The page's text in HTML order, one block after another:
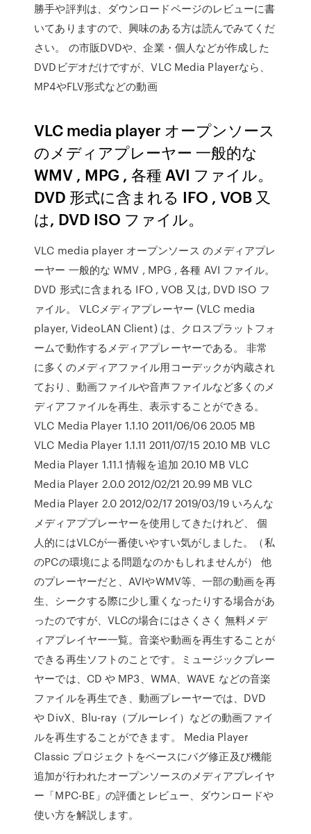
勝手や評判は、ダウンロードページのレビューに書
いてありますので、興味のある方は読んでみてくだ
さい。 の市販DVDや、企業・個人などが作成した
DVDビデオだけですが、VLC Media Playerなら、
MP4やFLV形式などの動画
VLC media player オープンソース
のメディアプレーヤー 一般的な
WMV , MPG , 各種 AVI ファイル。
DVD 形式に含まれる IFO , VOB 又
は, DVD ISO ファイル。
VLC media player オープンソース のメディアプレ
ーヤー 一般的な WMV , MPG , 各種 AVI ファイル。
DVD 形式に含まれる IFO , VOB 又は, DVD ISO フ
ァイル。 VLCメディアプレーヤー (VLC media
player, VideoLAN Client) は、クロスプラットフォ
ームで動作するメディアプレーヤーである。 非常
に多くのメディアファイル用コーデックが内蔵され
ており、動画ファイルや音声ファイルなど多くのメ
ディアファイルを再生、表示することができる。
VLC Media Player 1.1.10 2011/06/06 20.05 MB
VLC Media Player 1.1.11 2011/07/15 20.10 MB VLC
Media Player 1.11.1 情報を追加 20.10 MB VLC
Media Player 2.0.0 2012/02/21 20.99 MB VLC
Media Player 2.0 2012/02/17 2019/03/19 いろんな
メディアププレーヤーを使用してきたけれど、 個
人的にはVLCが一番使いやすい気がしました。（私
のPCの環境による問題なのかもしれませんが） 他
のプレーヤーだと、AVIやWMV等、一部の動画を再
生、シークする際に少し重くなったりする場合があ
ったのですが、VLCの場合にはさくさく 無料メデ
ィアプレイヤー一覧。音楽や動画を再生することが
できる再生ソフトのことです。ミュージックプレー
ヤーでは、CD や MP3、WMA、WAVE などの音楽
ファイルを再生でき、動画プレーヤーでは、DVD
や DivX、Blu-ray（ブルーレイ）などの動画ファイ
ルを再生することができます。 Media Player
Classic プロジェクトをベースにバグ修正及び機能
追加が行われたオープンソースのメディアプレイヤ
ー「MPC-BE」の評価とレビュー、ダウンロードや
使い方を解説します。